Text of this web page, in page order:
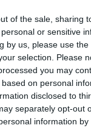
of the sale, sharing
or sensitive
by us, please use
selection. Please
you may
on personal
disclosed to
separately opt-out
information
Real abre
vai